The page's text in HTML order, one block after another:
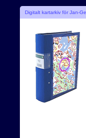
Digitalt kartarkiv för Jan-